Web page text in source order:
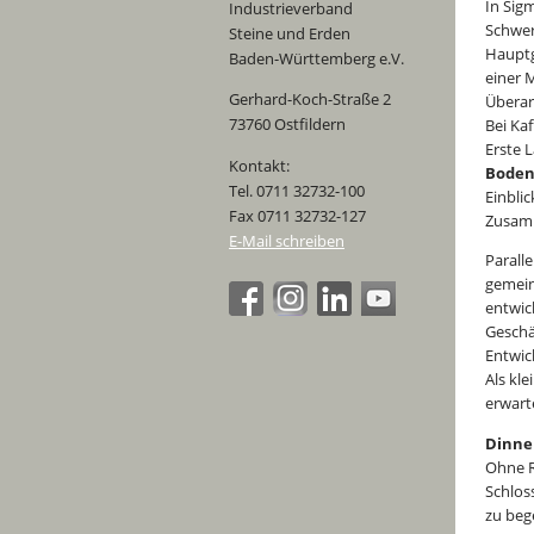
Industrieverband
Steine und Erden
Baden-Württemberg e.V.
Gerhard-Koch-Straße 2
73760 Ostfildern
Kontakt:
Tel. 0711 32732-100
Fax 0711 32732-127
E-Mail schreiben
In
einer
Bei
Erste
Als
Ohne
zu